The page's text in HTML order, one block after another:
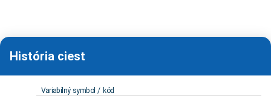
História ciest
Variabilný symbol / kód